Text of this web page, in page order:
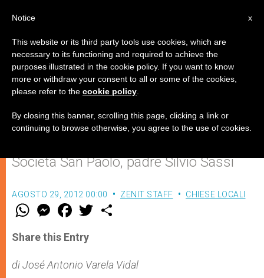
Le sfide della Vita Religiosa nella
Nuova Evangelizzazione
Società San Paolo, padre Silvio Sassi
AGOSTO 29, 2012 00:00 ZENIT STAFF CHIESE LOCALI
W
t
s
p
p
M
e
s
e
g
e
F
a
e
b
o
k
w
r
Share this Entry
di José Antonio Varela Vidal
x
Notice
This website or its third party tools use cookies, which are
necessary to its functioning and required to achieve the
purposes illustrated in the cookie policy. If you want to know
more or withdraw your consent to all or some of the cookies,
please refer to the cookie policy
By closing this banner, scrolling this page, clicking a link or
continuing to browse otherwise, you agree to the use of cookies.